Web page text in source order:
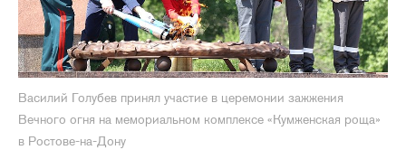
Василий Голубев принял участие в церемонии зажжения
Вечного огня на мемориальном комплексе «Кумженская роща»
в Ростове-на-Дону